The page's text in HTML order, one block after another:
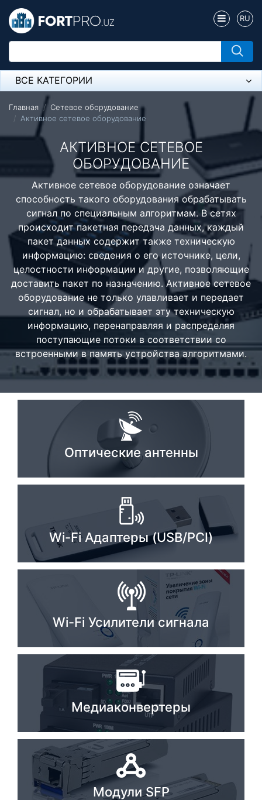
RU
ВСЕ КАТЕГОРИИ
Микрофон
Напольные розетки
Оборудование Mikrotik
Пылесос
Спикерфон
Модемы ADSL, Wan/Lan Роутеры, Wi-Fi
IP Телефония
Стереосистемы
Серверное оборудование
UPS Источники бесперебойного питания
Мышки и Клавиатуры
Наушники
Сетевое оборудование
Видеоконференцсвязь
Digital Signage
Компьютеры Fujitsu
Комплектующие ПК
Главная
Сетевое оборудование
Активное сетевое оборудование
АКТИВНОЕ СЕТЕВОЕ
ОБОРУДОВАНИЕ
Активное сетевое оборудование означает
способность такого оборудования обрабатывать
сигнал по специальным алгоритмам. В сетях
происходит пакетная передача данных, каждый
пакет данных содержит также техническую
информацию: сведения о его источнике, цели,
целостности информации и другие, позволяющие
доставить пакет по назначению. Активное сетевое
оборудование не только улавливает и передает
сигнал, но и обрабатывает эту техническую
информацию, перенаправляя и распределяя
поступающие потоки в соответствии со
встроенными в память устройства алгоритмами.
Оптические антенны
Wi-Fi Адаптеры (USB/PCI)
Wi-Fi Усилители сигнала
Медиаконвертеры
Модули SFP